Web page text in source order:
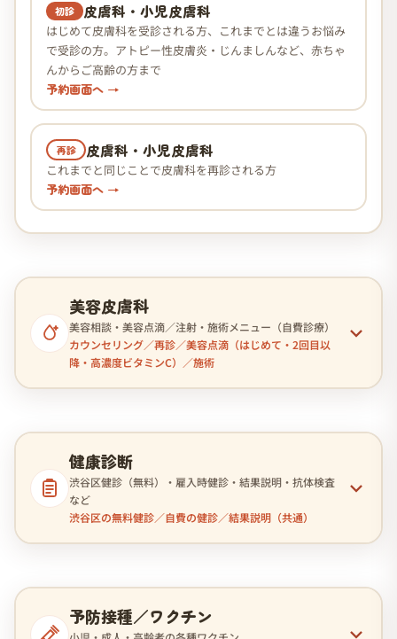
初診 皮膚科・小児皮膚科
はじめて皮膚科を受診される方、これまでとは違うお悩み
で受診の方。アトピー性皮膚炎・じんましんなど、赤ちゃ
んからご高齢の方まで
予約画面へ →
再診 皮膚科・小児皮膚科
これまでと同じことで皮膚科を再診される方
予約画面へ →
美容皮膚科
美容相談・美容点滴／注射・施術メニュー（自費診療）
カウンセリング／再診／美容点滴（はじめて・2回目以
降・高濃度ビタミンC）／施術
健康診断
渋谷区健診（無料）・雇入時健診・結果説明・抗体検査
など
渋谷区の無料健診／自費の健診／結果説明（共通）
予防接種／ワクチン